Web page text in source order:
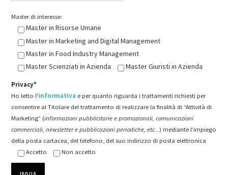
Master di interesse:
Master in Risorse Umane
Master in Marketing and Digital Management
Master in Food Industry Management
Master Scienziati in Azienda
Master Giuristi in Azienda
Privacy*
Ho letto l'informativa e per quanto riguarda i trattamenti richiesti per
consentire al Titolare del trattamento di realizzare la finalità di “Attività di
Marketing” (informazioni pubblicitarie e promozionali, comunicazioni
commerciali, newsletter e pubblicazioni periodiche, etc...) mediante l’impiego
della posta cartacea, del telefono, del suo indirizzo di posta elettronica
Accetto
Non accetto